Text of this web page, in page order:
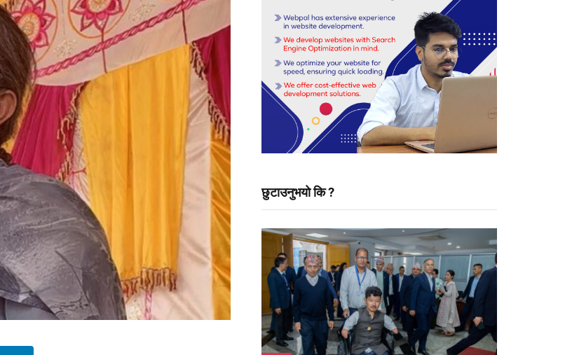
छुटाउनुभयो कि ?